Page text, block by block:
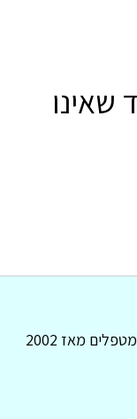
שאינו
מאז 2002